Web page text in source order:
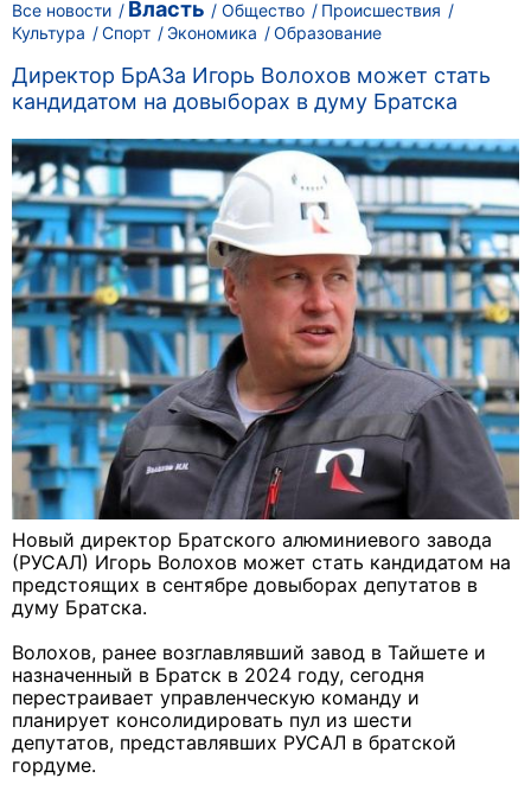
Все новости Власть Общество
Происшествия
Культура
Спорт Экономика Образование
Директор БрАЗа Игорь Волохов может стать
кандидатом на довыборах в думу Братска
Новый директор Братского алюминиевого завода
(РУСАЛ) Игорь Волохов может стать кандидатом на
предстоящих в сентябре довыборах депутатов в
думу Братска.
Волохов, ранее возглавлявший завод в Тайшете и
назначенный в Братск в 2024 году, сегодня
перестраивает управленческую команду и
планирует консолидировать пул из шести
депутатов, представлявших РУСАЛ в братской
гордуме.